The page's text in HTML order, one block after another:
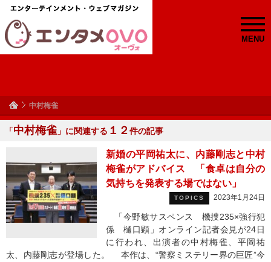
MENU
中村梅雀
「中村梅雀 」に関連する １２件の記事
新婚の平岡祐太に、内藤剛志と中村
梅雀がアドバイス 「食卓は自分の
気持ちを発表する場ではない」
TOPICS 2023年1月24日
「今野敏サスペンス 機捜235×強行犯
係 樋口顕」オンライン記者会見が24日
に行われ、出演者の中村梅雀、平岡祐
太、内藤剛志が登場した。 本作は、“警察ミステリー界の巨匠”今